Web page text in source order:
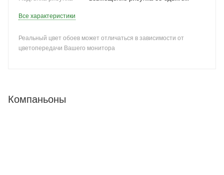
Все характеристики
Реальный цвет обоев может отличаться в зависимости от
цветопередачи Вашего монитора
Компаньоны